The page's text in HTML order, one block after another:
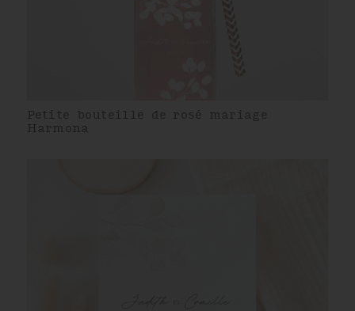
Petite bouteille de rosé mariage
Harmona